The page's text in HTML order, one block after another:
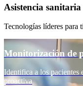
Asistencia
Tecnologías líderes para
Monitorización de
Identifica a los pacientes
proactiva